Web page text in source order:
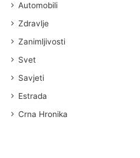
Automobili
Zdravlje
Zanimljivosti
Svet
Savjeti
Estrada
Crna Hronika